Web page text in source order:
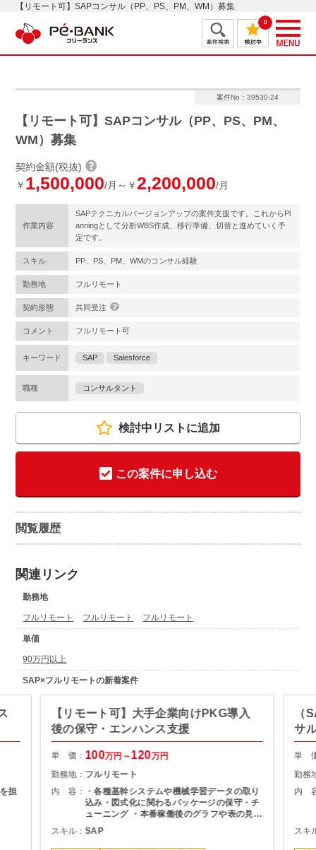
【リモート可】SAPコンサル（PP、PS、PM、WM）募集
0
案件No：39530-24
【リモート可】SAPコンサル（PP、PS、PM、
WM）募集
契約金額(税抜)
￥ 1,500,000/月～￥ 2,200,000/月
作業内容
SAPテクニカルバージョンアップの案件支援です。これからPl
anningとして分析WBS作成、移行準備、切替と進めていく予
定です。
スキル PP、PS、PM、WMのコンサル経験
勤務地 フルリモート
契約形態 共同受注
コメント フルリモート可
キーワード SAP Salesforce
職種 コンサルタント
検討中リストに追加
この案件に申し込む
閲覧履歴
関連リンク
勤務地
フルリモート フルリモート フルリモート
単価
90万円以上
SAP×フルリモートの新着案件
担
【リモート可】大手企業向けPKG導入
後の保守・エンハンス支援
単 価： 100万円～120万円
勤務地： フルリモート
内 容：
・各種基幹システムや機械学習データの取り
込み・図式化に関わるパッケージの保守・チ
ューニング ・本番稼働後のグラフや表の見栄
え変更、微修正対応 ・メンバーへの知見・技
術習熟のサポート
スキル：SAP
（
サ
単
勤務
内
スキ